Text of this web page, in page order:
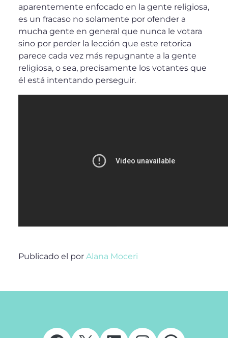
aparentemente enfocado en la gente religiosa,
es un fracaso no solamente por ofender a
mucha gente en general que nunca le votara
sino por perder la lección que este retorica
parece cada vez más repugnante a la gente
religiosa, o sea, precisamente los votantes que
él está intentando perseguir.
Publicado el por Alana Moceri